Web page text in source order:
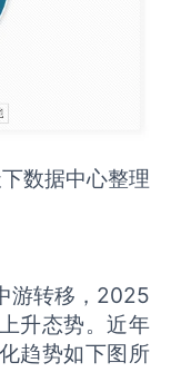
数据中心整理
游转移，2025
升态势。近年
趋势如下图所